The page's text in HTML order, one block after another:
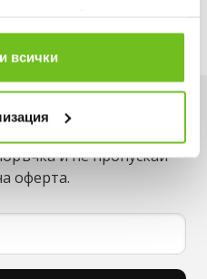
на услугите им.
всички
в списъка ни?
и не пропускай
оферта.